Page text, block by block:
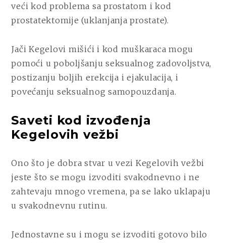
veći kod problema sa prostatom i kod
prostatektomije (uklanjanja prostate).
Jači Kegelovi mišići i kod muškaraca mogu
pomoći u poboljšanju seksualnog zadovoljstva,
postizanju boljih erekcija i ejakulacija, i
povećanju seksualnog samopouzdanja.
Saveti kod izvođenja
Kegelovih vežbi
Ono što je dobra stvar u vezi Kegelovih vežbi
jeste što se mogu izvoditi svakodnevno i ne
zahtevaju mnogo vremena, pa se lako uklapaju
u svakodnevnu rutinu.
Jednostavne su i mogu se izvoditi gotovo bilo